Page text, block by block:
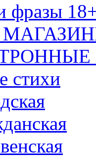
фразы
стихи